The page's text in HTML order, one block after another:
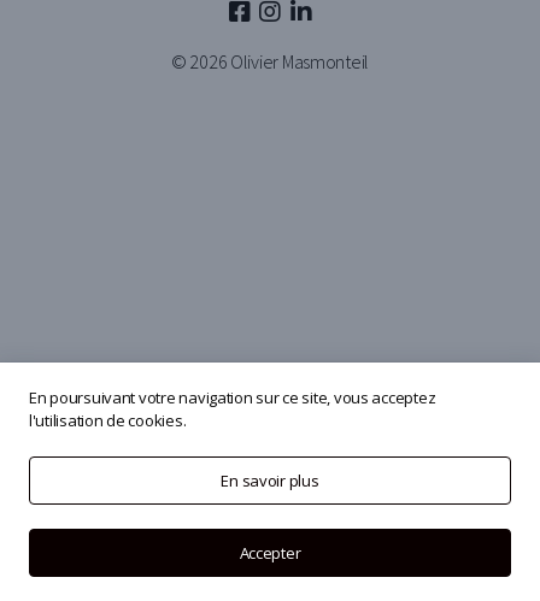
© 2026 Olivier Masmonteil
En poursuivant votre navigation sur ce site, vous acceptez
l'utilisation de cookies.
En savoir plus
Accepter